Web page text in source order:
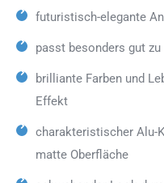
futuristisch-elegante
passt besonders gut
brilliante Farben und
Effekt
charakteristischer Alu-
matte Oberfläche